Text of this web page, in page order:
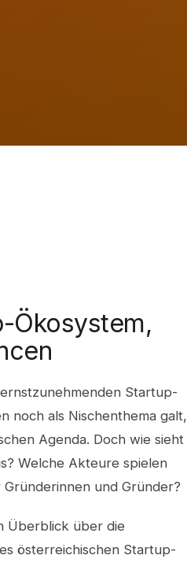
Ökosystem,
Startup-
noch als Nischenthema galt,
Agenda. Doch wie sieht
Welche Akteure spielen
und Gründer?
Überblick über die
österreichischen Startup-